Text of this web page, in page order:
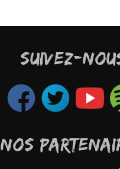
SUIVEZ-
NOS